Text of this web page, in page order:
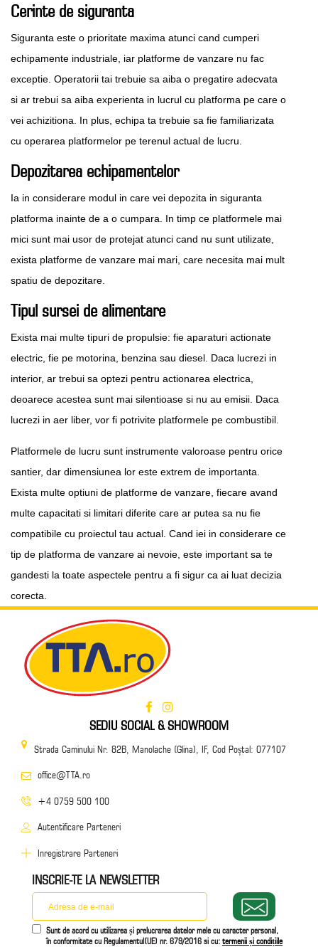
Cerinte de siguranta
Siguranta este o prioritate maxima atunci cand cumperi
echipamente industriale, iar platforme de vanzare nu fac
exceptie. Operatorii tai trebuie sa aiba o pregatire adecvata
si ar trebui sa aiba experienta in lucrul cu platforma pe care o
vei achizitiona. In plus, echipa ta trebuie sa fie familiarizata
cu operarea platformelor pe terenul actual de lucru.
Depozitarea echipamentelor
Ia in considerare modul in care vei depozita in siguranta
platforma inainte de a o cumpara. In timp ce platformele mai
mici sunt mai usor de protejat atunci cand nu sunt utilizate,
exista platforme de vanzare mai mari, care necesita mai mult
spatiu de depozitare.
Tipul sursei de alimentare
Exista mai multe tipuri de propulsie: fie aparaturi actionate
electric, fie pe motorina, benzina sau diesel. Daca lucrezi in
interior, ar trebui sa optezi pentru actionarea electrica,
deoarece acestea sunt mai silentioase si nu au emisii. Daca
lucrezi in aer liber, vor fi potrivite platformele pe combustibil.
Platformele de lucru sunt instrumente valoroase pentru orice
santier, dar dimensiunea lor este extrem de importanta.
Exista multe optiuni de platforme de vanzare, fiecare avand
multe capacitati si limitari diferite care ar putea sa nu fie
compatibile cu proiectul tau actual. Cand iei in considerare ce
tip de platforma de vanzare ai nevoie, este important sa te
gandesti la toate aspectele pentru a fi sigur ca ai luat decizia
corecta.
SEDIU SOCIAL & SHOWROOM
Strada Caminului Nr. 82B, Manolache (Glina), IF, Cod Poștal: 077107
office@TTA.ro
+4 0759 500 100
Autentificare Parteneri
Inregistrare Parteneri
INSCRIE-TE LA NEWSLETTER
Sunt de acord cu utilizarea și prelucrarea datelor mele cu caracter personal,
în conformitate cu Regulamentul(UE) nr. 679/2016 si cu: termenii și condițiile